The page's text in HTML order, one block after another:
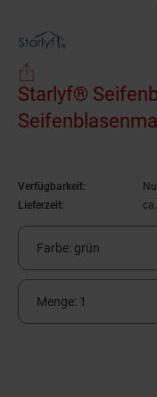
Starlyf®
Verfügbarkeit:
Lieferzeit:
Farbe: grün
Menge: 1